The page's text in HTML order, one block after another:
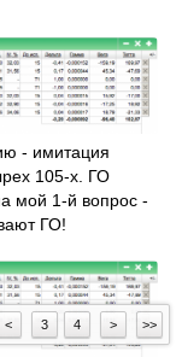
- имитация
105-х. ГО
мой 1-й вопрос -
ГО!
< 3 4 > >>